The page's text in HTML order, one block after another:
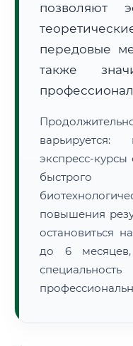
• Маршрут транзита:~1 778 км
📜 Документы и
🔍 Нажмите на
позволяют
передовые
также
экспресс-курсы
быстрого
повышения
остановиться
до 6